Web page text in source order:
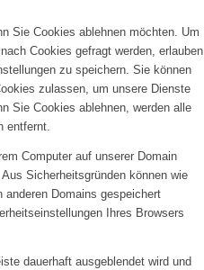
Sie Cookies ablehnen möchten. Um
Cookies gefragt werden, erlauben
zu speichern. Sie können
zulassen, um unsere Dienste
Sie Cookies ablehnen, werden alle
entfernt.
Computer auf unserer Domain
Sicherheitsgründen können wie
Domains gespeichert
Ihres Browsers
dauerhaft ausgeblendet wird und